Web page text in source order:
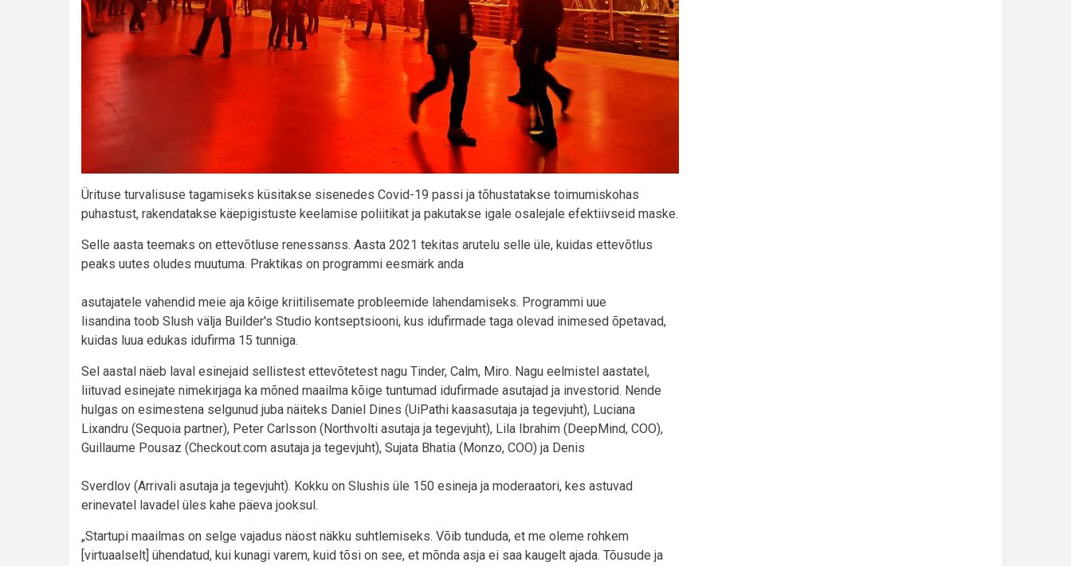
Ürituse turvalisuse tagamiseks küsitakse sisenedes Covid-19 passi ja tõhustatakse toimumiskohas
puhastust, rakendatakse käepigistuste keelamise poliitikat ja pakutakse igale osalejale efektiivseid maske.
Selle aasta teemaks on ettevõtluse renessanss. Aasta 2021 tekitas arutelu selle üle, kuidas ettevõtlus
peaks uutes oludes muutuma. Praktikas on programmi eesmärk anda
asutajatele vahendid meie aja kõige kriitilisemate probleemide lahendamiseks. Programmi uue
lisandina toob Slush välja Builder's Studio kontseptsiooni, kus idufirmade taga olevad inimesed õpetavad,
kuidas luua edukas idufirma 15 tunniga.
Sel aastal näeb laval esinejaid sellistest ettevõtetest nagu Tinder, Calm, Miro. Nagu eelmistel aastatel,
liituvad esinejate nimekirjaga ka mõned maailma kõige tuntumad idufirmade asutajad ja investorid. Nende
hulgas on esimestena selgunud juba näiteks Daniel Dines (UiPathi kaasasutaja ja tegevjuht), Luciana
Lixandru (Sequoia partner), Peter Carlsson (Northvolti asutaja ja tegevjuht), Lila Ibrahim (DeepMind, COO),
Guillaume Pousaz (Checkout.com asutaja ja tegevjuht), Sujata Bhatia (Monzo, COO) ja Denis
Sverdlov (Arrivali asutaja ja tegevjuht). Kokku on Slushis üle 150 esineja ja moderaatori, kes astuvad
erinevatel lavadel üles kahe päeva jooksul.
„Startupi maailmas on selge vajadus näost näkku suhtlemiseks. Võib tunduda, et me oleme rohkem
[virtuaalselt] ühendatud, kui kunagi varem, kuid tõsi on see, et mõnda asja ei saa kaugelt ajada. Tõusude ja